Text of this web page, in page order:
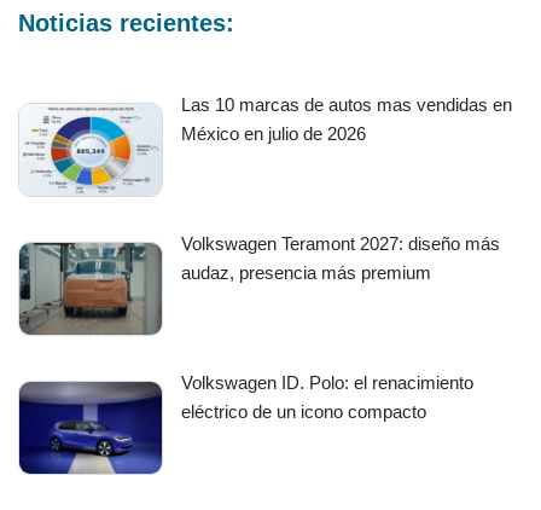
Noticias recientes:
Las 10 marcas de autos mas vendidas en
México en julio de 2026
Volkswagen Teramont 2027: diseño más
audaz, presencia más premium
Volkswagen ID. Polo: el renacimiento
eléctrico de un icono compacto